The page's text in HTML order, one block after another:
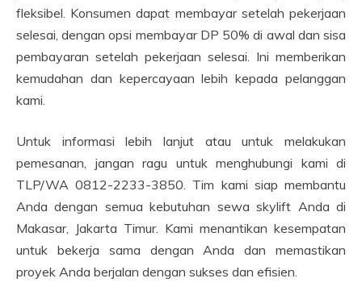
fleksibel. Konsumen dapat membayar setelah pekerjaan
selesai, dengan opsi membayar DP 50% di awal dan sisa
pembayaran setelah pekerjaan selesai. Ini memberikan
kemudahan dan kepercayaan lebih kepada pelanggan
kami.
Untuk informasi lebih lanjut atau untuk melakukan
pemesanan, jangan ragu untuk menghubungi kami di
TLP/WA 0812-2233-3850. Tim kami siap membantu
Anda dengan semua kebutuhan sewa skylift Anda di
Makasar, Jakarta Timur. Kami menantikan kesempatan
untuk bekerja sama dengan Anda dan memastikan
proyek Anda berjalan dengan sukses dan efisien.